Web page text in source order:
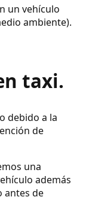
un vehículo
ambiente).
taxi.
debido a la
de
una
además
antes de